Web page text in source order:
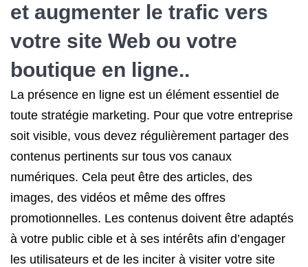
et augmenter le trafic vers
votre site Web ou votre
boutique en ligne..
La présence en ligne est un élément essentiel de
toute stratégie marketing. Pour que votre entreprise
soit visible, vous devez régulièrement partager des
contenus pertinents sur tous vos canaux
numériques. Cela peut être des articles, des
images, des vidéos et même des offres
promotionnelles. Les contenus doivent être adaptés
à votre public cible et à ses intérêts afin d’engager
les utilisateurs et de les inciter à visiter votre site